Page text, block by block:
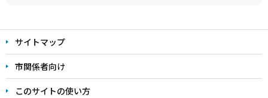
文
こ
こ
ま
サイトマップ
市関係者向け
このサイトの使い方